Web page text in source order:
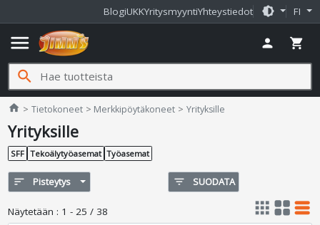
BlogiUKKYritysmyyntiYhteystiedot brightness_medium FI
menu person shopping_cart
search
home Jimms.fi
Tietokoneet Merkkipöytäkoneet Yrityksille
Yrityksille
SFF Tekoälytyöasemat Työasemat
sort Pisteytys filter_list SUODATA
Näytetään : 1 - 25 / 38 apps grid_view table_rows